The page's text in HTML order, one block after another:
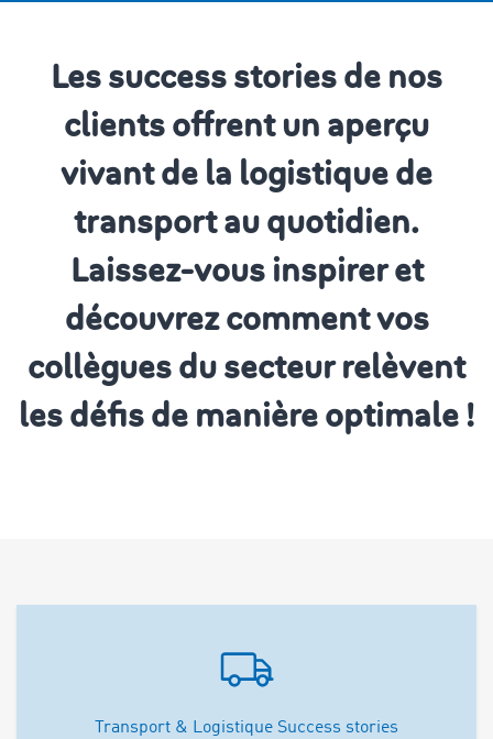
Les success stories de nos
clients offrent un aperçu
vivant de la logistique de
transport au quotidien.
Laissez-vous inspirer et
découvrez comment vos
collègues du secteur relèvent
les défis de manière optimale !
Transport & Logistique Success stories